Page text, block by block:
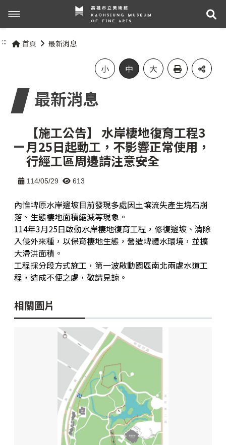
展覽與活動
展覽資訊
關於我們
關於高美館
組織職掌
歷史記事
關於兒童美術館
藝術生態園區
園區作品
高美之友
美術館會員
參觀資訊
交通資訊
無障礙服務專區
參觀票價與須知
開館時間
環境介紹
兒童美術館
網站導覽
::: 首頁 最新消息
小 中 大
最新消息
【施工公告】 水岸棲地復育工程3
月25日起動工，不影響正常使用，
行經工區周邊請注意安全
114/05/29 613
內惟埤原水岸邊坡目前發現多處因土壤流失產生塊石崩
落、生態棲地面積縮減等現象。
114年3月25日啟動水岸棲地復育工程，修復邊坡、清除
入侵外來種，以保育棲地生態，營造埤體水環境，並擴
大滯洪面積。
工程採分段方式施工，第一波啟動園區南北兩處水道工
程，造成不便之處，敬請見諒。
相關圖片